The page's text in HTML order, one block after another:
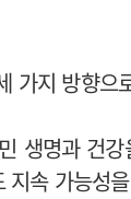
가지 방향으
생명과 건
속 가능성